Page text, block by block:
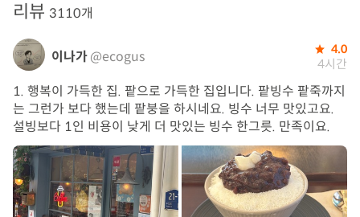
리뷰 3110개
이나가@ecogus 4.0
4시간
1. 행복이 가득한 집. 팥으로 가득한 집입니다. 팥빙수 팥죽까지
는 그런가 보다 했는데 팥붕을 하시네요. 빙수 너무 맛있고요.
설빙보다 1인 비용이 낮게 더 맛있는 빙수 한그릇. 만족이요.